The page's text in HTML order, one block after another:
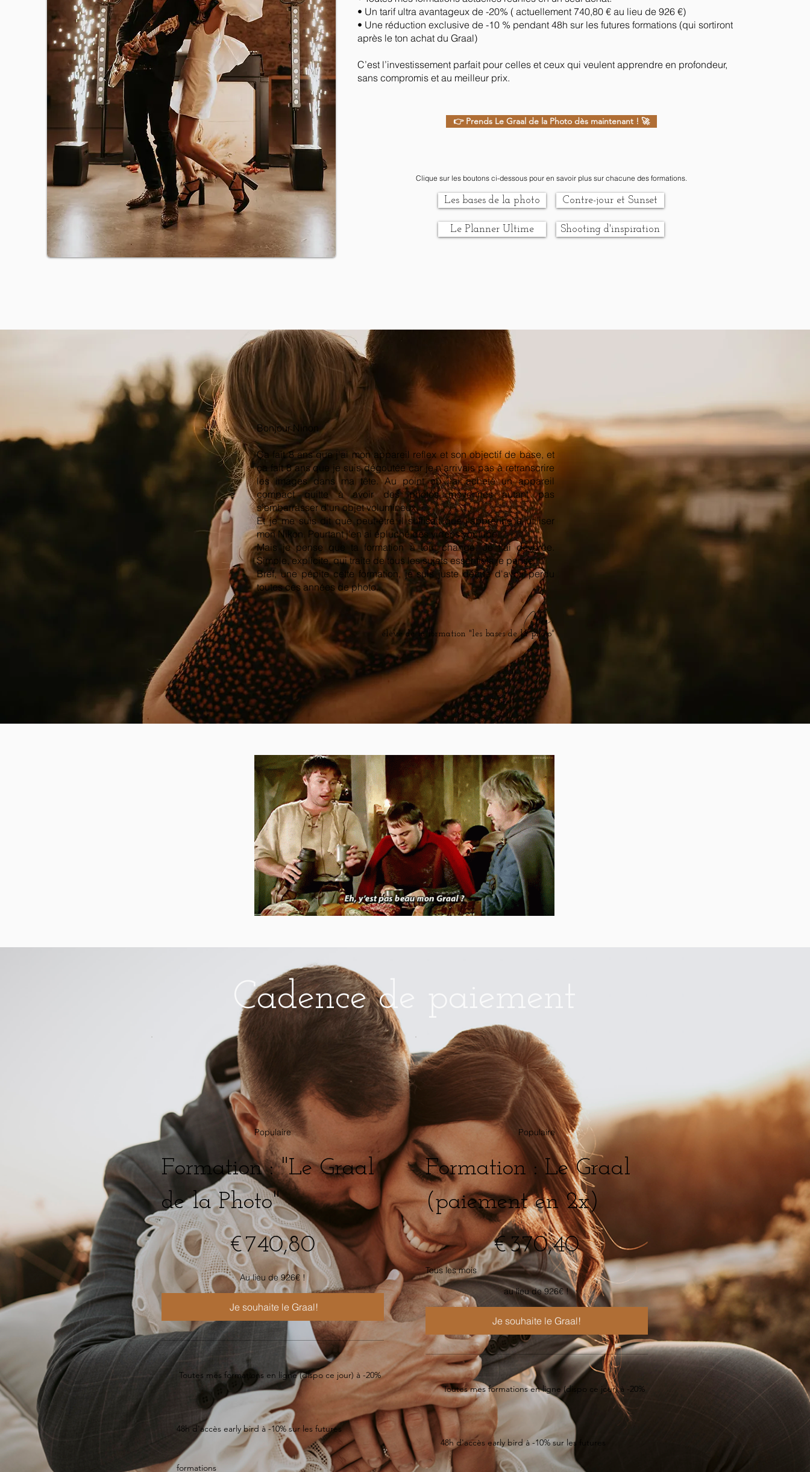
• Un tarif ultra avantageux de -20% ( actuellement 740,80 € au lieu de 926 €)
• Une réduction exclusive de -10 % pendant 48h sur les futures formations (qui sortiront
après le ton achat du Graal)
C’est l’investissement parfait pour celles et ceux qui veulent apprendre en profondeur,
sans compromis et au meilleur prix.
👉 Prends Le Graal de la Photo dès maintenant ! 🚀
Clique sur les boutons ci-dessous pour en savoir plus sur chacune des formations.
Les bases de la photo
Le Planner Ultime
Contre-jour et Sunset
Shooting d'inspiration
Bonjour Ninon
Ça fait 8 ans que j'ai mon appareil reflex et son objectif de base, et
ça fait 8 ans que je suis dégoutée car je n'arrivais pas à retranscrire
les images dans ma tête. Au point où j'ai acheté un appareil
compact quitte à avoir des photos moyennes autant pas
s'embarrasser d'un objet volumineux.
Et je me suis dit que peut-être il suffisait que j'apprenne à utiliser
mon Nikon. Pourtant j'en ai épluché des vidéos youtube...
Mais je pense que ta formation a tout changé. Je l'ai dévorée.
Simple, explicite, qui traite de tous les sujets essentiels je pense.
Bref, une pépite cette formation, je suis juste déçue d'avoir perdu
toutes ces années de photo...
Cloe,
élève de la formation "les bases de la photo"
Cadence de paiement
Populaire
Formation : "Le Graal
de la Photo"
740,80 €
€740,80
Au lieu de 926€ !
Je souhaite le Graal!
Toutes mes formations en ligne (dispo ce jour) à -20%
48h d'accès early bird à -10% sur les futures
formations
Populaire
Formation : Le Graal
(paiement en 2x)
370,40 €
€370,40
Tous les mois
au lieu de 926€ !
Toutes mes formations en ligne (dispo ce jour) à -20%
48h d'accès early bird à -10% sur les futures